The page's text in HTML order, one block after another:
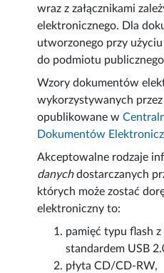
wraz z załącznikami
elektronicznego. Dla
utworzonego przy
do podmiotu
Wzory dokumentów
wykorzystywanych
opublikowane w
Dokumentów
Akceptowalne rodzaje
danychdostarczanych
których może zostać
elektroniczny to:
pamięć typu flash
standardem USB
płyta CD/CD-RW,